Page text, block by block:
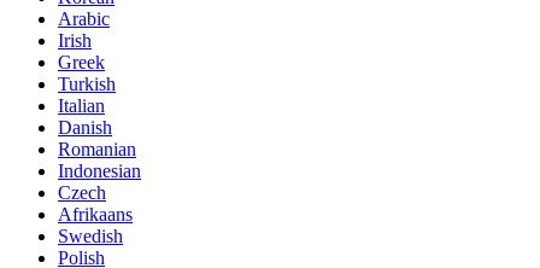
Arabic
Irish
Greek
Turkish
Italian
Danish
Romanian
Indonesian
Czech
Afrikaans
Swedish
Polish